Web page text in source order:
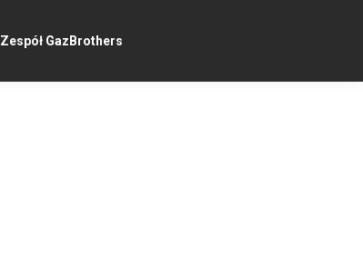
Zespół GazBrothers